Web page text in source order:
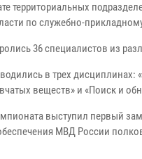
территориальных
по служебно-
36 специалистов из
в трех дисциплинах:
веществ» и «Поиск и
выступил первый
МВД России